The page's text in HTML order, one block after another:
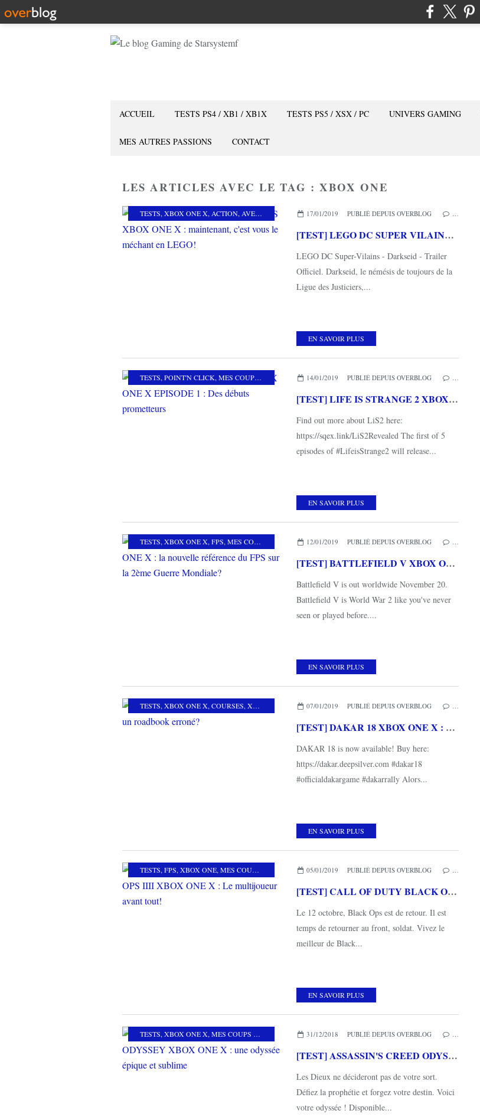
ACCUEIL TESTS PS4 / XB1 / XB1X TESTS PS5 / XSX / PC UNIVERS GAMING
MES AUTRES PASSIONS CONTACT
LES ARTICLES AVEC LE TAG : XBOX ONE
TESTS, XBOX ONE X, ACTION, AVENTURE PLATE-FORME,XBOX ONE
17/01/2019 PUBLIÉ DEPUIS OVERBLOG
[TEST] LEGO DC SUPER VILAINS XBOX ONE X : maintenant, c'est vous le méchant en LEGO!
LEGO DC Super-Vilains - Darkseid - Trailer
Officiel. Darkseid, le némésis de toujours de la
Ligue des Justiciers,...
EN SAVOIR PLUS
TESTS, POINT'N CLICK, MES COUPS DE COEUR ,XBOX ONE X XBOX ONE
14/01/2019 PUBLIÉ DEPUIS OVERBLOG
[TEST] LIFE IS STRANGE 2 XBOX ONE X EPISODE 1 : Des débuts prometteurs
Find out more about LiS2 here:
https://sqex.link/LiS2Revealed The first of 5
episodes of #LifeisStrange2 will release...
EN SAVOIR PLUS
TESTS, XBOX ONE X, FPS, MES COUPS DE COEUR ,XBOX ONE
12/01/2019 PUBLIÉ DEPUIS OVERBLOG
[TEST] BATTLEFIELD V XBOX ONE X : la nouvelle référence du FPS sur la 2ème Guerre Mondiale?
Battlefield V is out worldwide November 20.
Battlefield V is World War 2 like you've never
seen or played before....
EN SAVOIR PLUS
TESTS, XBOX ONE X, COURSES, XBOX ONE 07/01/2019 PUBLIÉ DEPUIS OVERBLOG
[TEST] DAKAR 18 XBOX ONE X : un roadbook erroné?
DAKAR 18 is now available! Buy here:
https://dakar.deepsilver.com #dakar18
#officialdakargame #dakarrally Alors...
EN SAVOIR PLUS
TESTS, FPS, XBOX ONE, MES COUPS DE COEUR 05/01/2019 PUBLIÉ DEPUIS OVERBLOG
[TEST] CALL OF DUTY BLACK OPS IIII XBOX ONE X : Le multijoueur avant tout!
Le 12 octobre, Black Ops est de retour. Il est
temps de retourner au front, soldat. Vivez le
meilleur de Black...
EN SAVOIR PLUS
TESTS, XBOX ONE X, MES COUPS DE COEUR ACTION,AVENTURE,RPG,XBOX ONE
31/12/2018 PUBLIÉ DEPUIS OVERBLOG
[TEST] ASSASSIN'S CREED ODYSSEY XBOX ONE X : une odyssée épique et sublime
Les Dieux ne décideront pas de votre sort.
Défiez la prophétie et forgez votre destin. Voici
votre odyssée ! Disponible...